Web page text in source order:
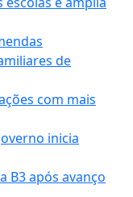
de
com mais
inicia
B3 após avanço